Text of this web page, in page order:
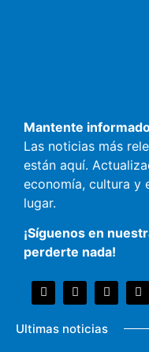
Mantente
Las noticias más
están aquí.
economía, cultura y
lugar.
¡Síguenos en
perderte nada!
Ultimas noticias